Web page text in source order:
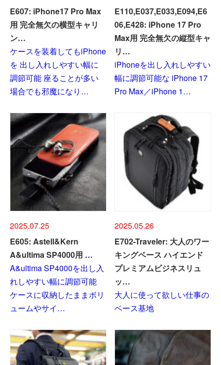
E607: iPhone17 Pro Max
用 完全無欠の横型キャリ
ン…
ケースを装着してもiPhone
を 出し入れしやすい幅に
調節可能 座ることが多い
場合でも邪魔になり…
E110,E037,E033,E094,E6
06,E428: iPhone 17 Pro
Max用 完全無欠の縦型キャ
リ…
iPhoneを出し入れしやすい
幅に調節可能な iPhone 17
Pro Max／iPhone 1…
2025.07.25
E605: Astell&Kern
A&ultima SP4000用 …
A&ultima SP4000を出し入
れしやすい幅に調節可能
ケースに収納したままボリ
ュームやサイ…
2025.05.26
E702-Traveler: 大人のワー
キングベース ハイエンド
プレミアムビジネスリュ
ッ…
大人に使って欲しい仕事の
ベース基地